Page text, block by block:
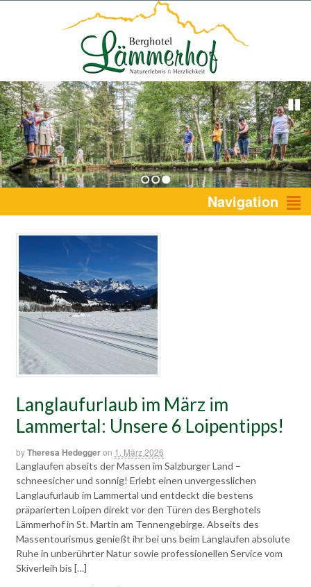
1 2 3 Navigation
Langlaufurlaub im März im
Lammertal: Unsere 6 Loipentipps!
byTheresa Hedeggeron 1. März 2026
Langlaufen abseits der Massen im Salzburger Land –
schneesicher und sonnig! Erlebt einen unvergesslichen
Langlaufurlaub im Lammertal und entdeckt die bestens
präparierten Loipen direkt vor den Türen des Berghotels
Lämmerhof in St. Martin am Tennengebirge. Abseits des
Massentourismus genießt ihr bei uns beim Langlaufen absolute
Ruhe in unberührter Natur sowie professionellen Service vom
Skiverleih bis […]